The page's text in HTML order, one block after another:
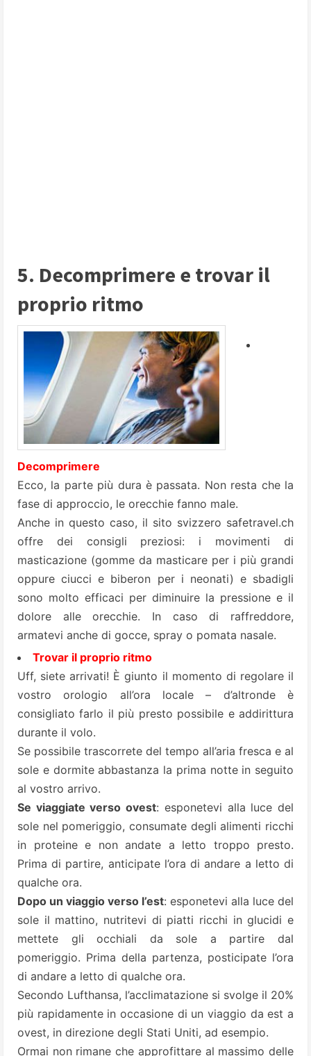
5. Decomprimere e trovar il
proprio ritmo
Decomprimere
Ecco, la parte più dura è passata. Non resta che la
fase di approccio, le orecchie fanno male.
Anche in questo caso, il sito svizzero safetravel.ch
offre dei consigli preziosi: i movimenti di
masticazione (gomme da masticare per i più grandi
oppure ciucci e biberon per i neonati) e sbadigli
sono molto efficaci per diminuire la pressione e il
dolore alle orecchie. In caso di raffreddore,
armatevi anche di gocce, spray o pomata nasale.
Trovar il proprio ritmo
Uff, siete arrivati! È giunto il momento di regolare il
vostro orologio all’ora locale – d’altronde è
consigliato farlo il più presto possibile e addirittura
durante il volo.
Se possibile trascorrete del tempo all’aria fresca e al
sole e dormite abbastanza la prima notte in seguito
al vostro arrivo.
Se viaggiate verso ovest: esponetevi alla luce del
sole nel pomeriggio, consumate degli alimenti ricchi
in proteine e non andate a letto troppo presto.
Prima di partire, anticipate l’ora di andare a letto di
qualche ora.
Dopo un viaggio verso l’est: esponetevi alla luce del
sole il mattino, nutritevi di piatti ricchi in glucidi e
mettete gli occhiali da sole a partire dal
pomeriggio. Prima della partenza, posticipate l’ora
di andare a letto di qualche ora.
Secondo Lufthansa, l’acclimatazione si svolge il 20%
più rapidamente in occasione di un viaggio da est a
ovest, in direzione degli Stati Uniti, ad esempio.
Ormai non rimane che approfittare al massimo delle